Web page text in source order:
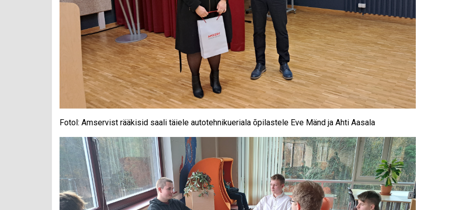
Fotol: Amservist rääkisid saali täiele autotehnikueriala õpilastele Eve Mänd ja Ahti Aasala